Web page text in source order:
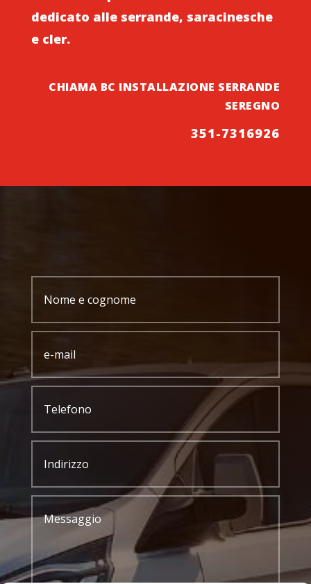
dedicato alle serrande, saracinesche
e cler.
CHIAMA BC INSTALLAZIONE SERRANDE
SEREGNO
351-7316926